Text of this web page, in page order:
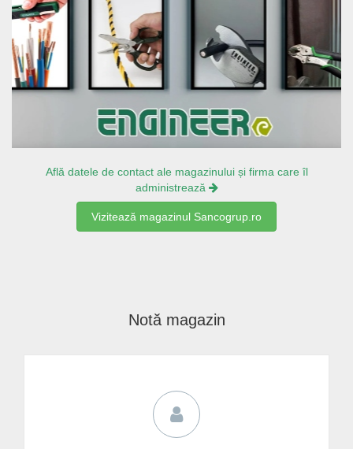
Află datele de contact ale magazinului și firma care îl
administrează
Vizitează magazinul Sancogrup.ro
Notă magazin